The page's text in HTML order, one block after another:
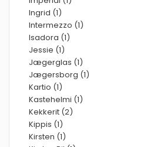
Ingrid (1)
Intermezzo (1)
Isadora (1)
Jessie (1)
Jægerglas (1)
Jægersborg (1)
Kartio (1)
Kastehelmi (1)
Kekkerit (2)
Kippis (1)
Kirsten (1)